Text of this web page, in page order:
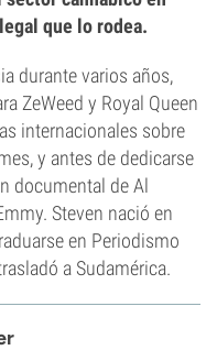
que lo rodea.
durante varios años,
ZeWeed y Royal Queen
internacionales sobre
y antes de dedicarse
documental de Al
Steven nació en
en Periodismo
a Sudamérica.